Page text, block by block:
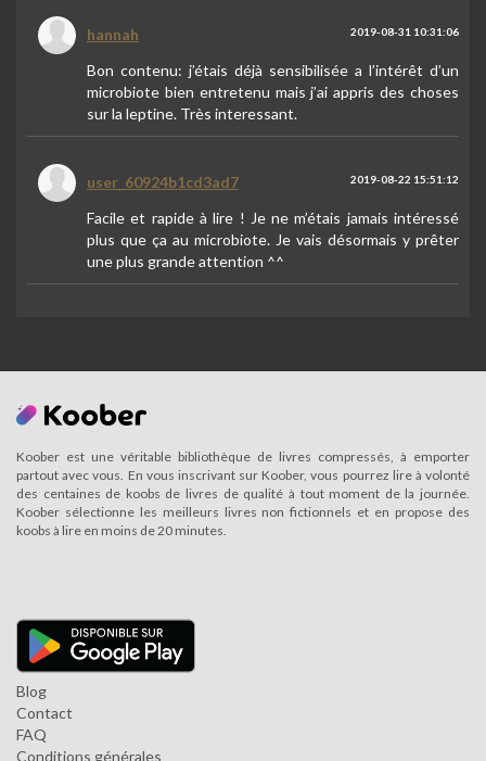
hannah 2019-08-31 10:31:06
Bon contenu: j’étais déjà sensibilisée a l’intérêt d’un
microbiote bien entretenu mais j’ai appris des choses
sur la leptine. Très interessant.
user_60924b1cd3ad7 2019-08-22 15:51:12
Facile et rapide à lire ! Je ne m’étais jamais intéressé
plus que ça au microbiote. Je vais désormais y prêter
une plus grande attention ^^
Koober est une véritable bibliothèque de livres compressés, à emporter
partout avec vous. En vous inscrivant sur Koober, vous pourrez lire à volonté
des centaines de koobs de livres de qualité à tout moment de la journée.
Koober sélectionne les meilleurs livres non fictionnels et en propose des
koobs à lire en moins de 20 minutes.
Blog
Contact
FAQ
Conditions générales